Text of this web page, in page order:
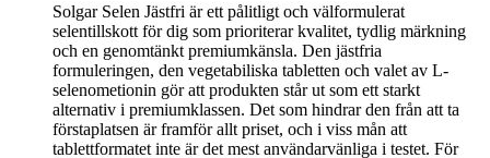
Solgar Selen Jästfri är ett pålitligt och välformulerat
selentillskott för dig som prioriterar kvalitet, tydlig märkning
och en genomtänkt premiumkänsla. Den jästfria
formuleringen, den vegetabiliska tabletten och valet av L-
selenometionin gör att produkten står ut som ett starkt
alternativ i premiumklassen. Det som hindrar den från att ta
förstaplatsen är framför allt priset, och i viss mån att
tablettformatet inte är det mest användarvänliga i testet. För